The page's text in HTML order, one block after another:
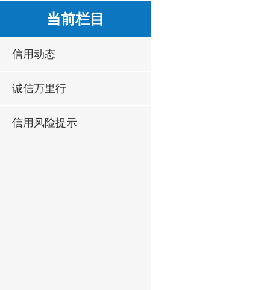
当前栏目
信用动态
诚信万里行
信用风险提示